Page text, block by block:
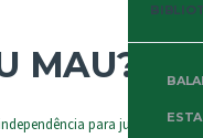
MAU?
para julgar